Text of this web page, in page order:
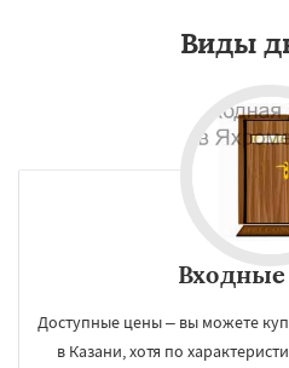
Виды
Доступные цены – вы можете
в Казани, хотя по